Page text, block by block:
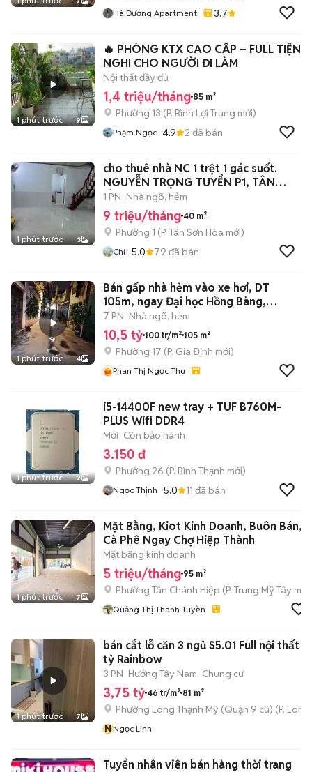
Hà Dương Apartment 3.7
1 phút trước 9
🔥 PHÒNG KTX CAO CẤP – FULL TIỆN
NGHI CHO NGƯỜI ĐI LÀM
Nội thất đầy đủ
1,4 triệu/tháng 85 m²
Phường 13 (P. Bình Lợi Trung mới)
Phạm Ngọc 4.9 2 đã bán
1 phút trước 3
cho thuê nhà NC 1 trệt 1 gác suốt.
NGUYỄN TRỌNG TUYỂN P1, TÂN
BÌNH
1 PN Nhà ngõ, hẻm
9 triệu/tháng 40 m²
Phường 1 (P. Tân Sơn Hòa mới)
Chi 5.0 79 đã bán
1 phút trước 4
Bán gấp nhà hẻm vào xe hơi, DT
105m, ngay Đại học Hồng Bàng,
Phường 17
7 PN Nhà ngõ, hẻm
10,5 tỷ 100 tr/m² 105 m²
Phường 17 (P. Gia Định mới)
Phan Thị Ngọc Thu
1 phút trước 2
i5-14400F new tray + TUF B760M-
PLUS Wifi DDR4
Mới Còn bảo hành
3.150 đ
Phường 26 (P. Bình Thạnh mới)
Ngọc Thịnh 5.0 11 đã bán
1 phút trước 7
Mặt Bằng, Kiot Kinh Doanh, Buôn Bán,
Cà Phê Ngay Chợ Hiệp Thành
Mặt bằng kinh doanh
5 triệu/tháng 95 m²
Phường Tân Chánh Hiệp (P. Trung Mỹ Tây mới)
Quảng Thị Thanh Tuyền
1 phút trước 7
bán cắt lỗ căn 3 ngủ S5.01 Full nội thất -
tỷ Rainbow
3 PN Hướng Tây Nam Chung cư
3,75 tỷ 46 tr/m² 81 m²
Phường Long Thạnh Mỹ (Quận 9 cũ) (P.
NNgọc Linh
Tuyển nhân viên bán hàng thời trang